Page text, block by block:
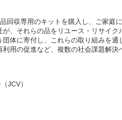
回収専用のキットを購入し、ご家庭
、それらの品をリユース・リサイク
体に寄付し、これらの取り組みを通
用の促進など、複数の社会課題解決
JCV）